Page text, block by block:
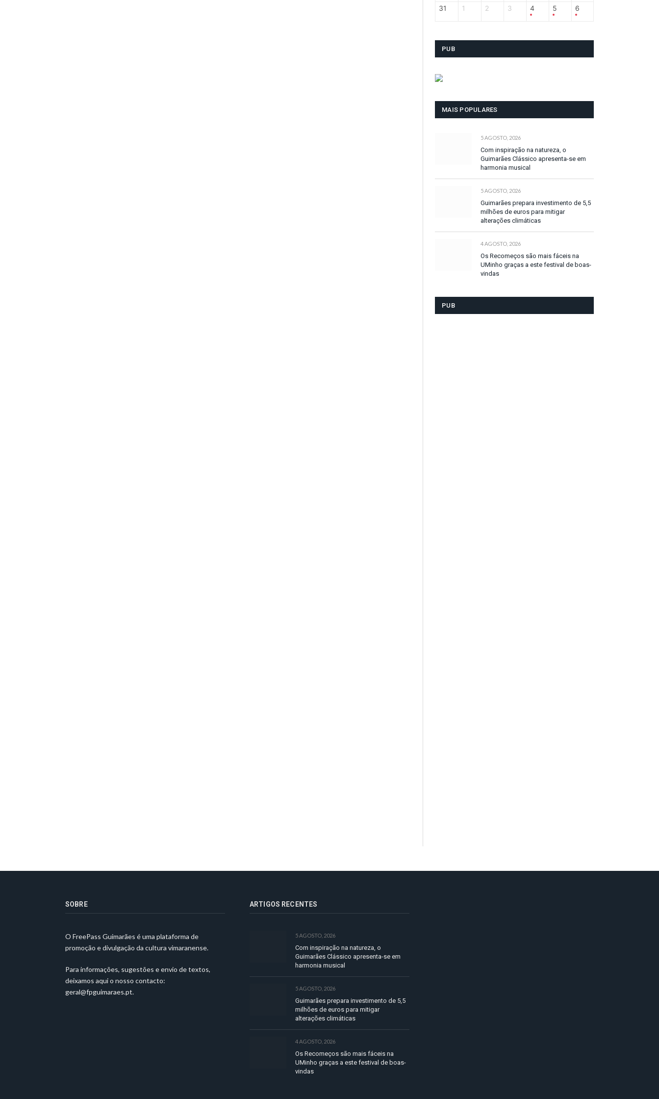
31 1 2 3 4 5 6
PUB
MAIS POPULARES
5 AGOSTO, 2026
Com inspiração na natureza, o
Guimarães Clássico apresenta-se em
harmonia musical
5 AGOSTO, 2026
Guimarães prepara investimento de 5,5
milhões de euros para mitigar
alterações climáticas
4 AGOSTO, 2026
Os Recomeços são mais fáceis na
UMinho graças a este festival de boas-
vindas
PUB
SOBRE
O FreePass Guimarães é uma plataforma de
promoção e divulgação da cultura vimaranense.
Para informações, sugestões e envio de textos,
deixamos aqui o nosso contacto:
geral@fpguimaraes.pt.
ARTIGOS RECENTES
5 AGOSTO, 2026
Com inspiração na natureza, o
Guimarães Clássico apresenta-se em
harmonia musical
5 AGOSTO, 2026
Guimarães prepara investimento de 5,5
milhões de euros para mitigar
alterações climáticas
4 AGOSTO, 2026
Os Recomeços são mais fáceis na
UMinho graças a este festival de boas-
vindas